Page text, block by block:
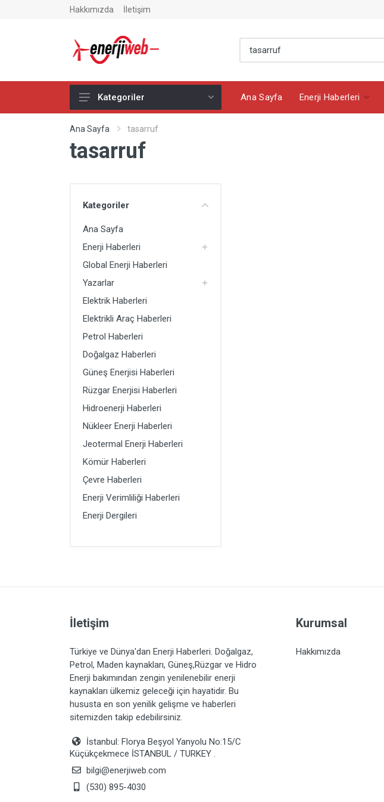
Hakkımızda İletişim
Ana Sayfa
Enerji Haberleri
Elektrik Haberleri
Elektrikli Araç Haberleri
Petrol Haberleri
Güneş Enerjisi Haberleri
Rüzgar Enerjisi Haberleri
Hidroenerji Haberleri
Kategoriler Ana Sayfa Enerji Haberleri
Ana Sayfa tasarruf
tasarruf
Kategoriler
Ana Sayfa
Enerji Haberleri
Global Enerji Haberleri
Yazarlar
Elektrik Haberleri
Elektrikli Araç Haberleri
Petrol Haberleri
Doğalgaz Haberleri
Güneş Enerjisi Haberleri
Rüzgar Enerjisi Haberleri
Hidroenerji Haberleri
Nükleer Enerji Haberleri
Jeotermal Enerji Haberleri
Kömür Haberleri
Çevre Haberleri
Enerji Verimliliği Haberleri
Enerji Dergileri
İletişim
Türkiye ve Dünya'dan Enerji Haberleri. Doğalgaz,
Petrol, Maden kaynakları, Güneş,Rüzgar ve Hidro
Enerji bakımından zengin yenilenebilir enerji
kaynakları ülkemiz geleceği için hayatidir. Bu
hususta en son yenilik gelişme ve haberleri
sitemizden takip edebilirsiniz.
İstanbul: Florya Beşyol Yanyolu No:15/C
Küçükçekmece İSTANBUL / TURKEY .
bilgi@enerjiweb.com
(530) 895-4030
Kurumsal
Hakkımızda